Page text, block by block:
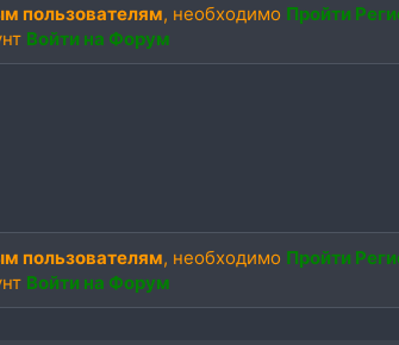
пользователям, необходимо Пройти
Войти на Форум
пользователям, необходимо Пройти
Войти на Форум